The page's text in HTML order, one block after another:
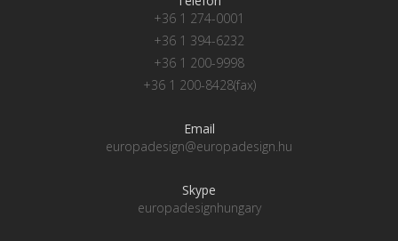
+36 1 274-0001
+36 1 394-6232
+36 1 200-9998
+36 1 200-8428(fax)
Email
europadesign@europadesign.hu
Skype
europadesignhungary